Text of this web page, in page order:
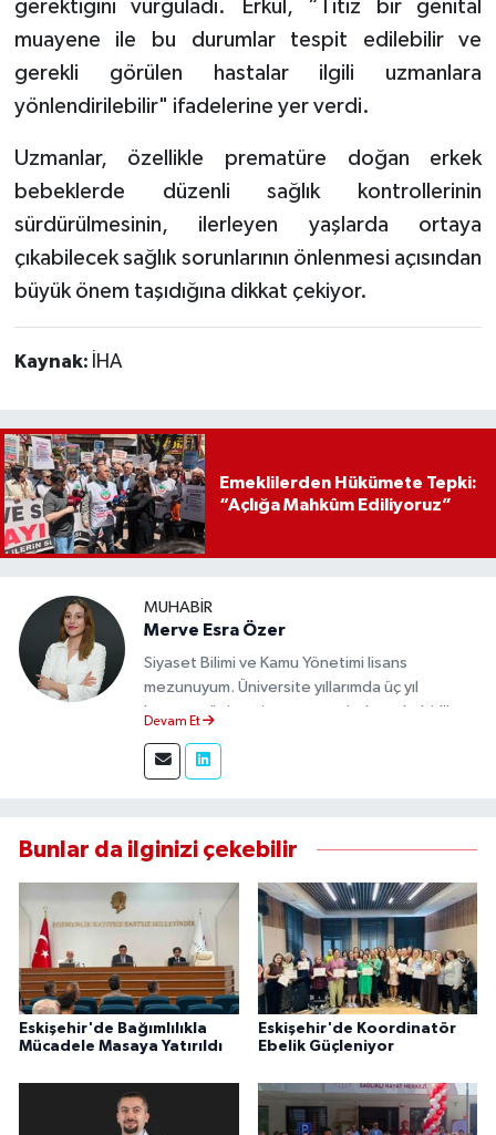
gerektiğini vurguladı. Erkul, “Titiz bir genital
muayene ile bu durumlar tespit edilebilir ve
gerekli görülen hastalar ilgili uzmanlara
yönlendirilebilir" ifadelerine yer verdi.
Uzmanlar, özellikle prematüre doğan erkek
bebeklerde düzenli sağlık kontrollerinin
sürdürülmesinin, ilerleyen yaşlarda ortaya
çıkabilecek sağlık sorunlarının önlenmesi açısından
büyük önem taşıdığına dikkat çekiyor.
Kaynak: İHA
Emeklilerden Hükümete Tepki:
“Açlığa Mahkûm Ediliyoruz”
MUHABIR
Merve Esra Özer
Siyaset Bilimi ve Kamu Yönetimi lisans
mezunuyum. Üniversite yıllarımda üç yıl
boyunca üniversite gazetesinde muhabirlik
Haber'de sahadan doğru ve tarafsız bilgi
aktarımı sağlamaktayım.
Devam Et
Bunlar da ilginizi çekebilir
Eskişehir'de Bağımlılıkla
Mücadele Masaya Yatırıldı
Eskişehir'de Koordinatör
Ebelik Güçleniyor